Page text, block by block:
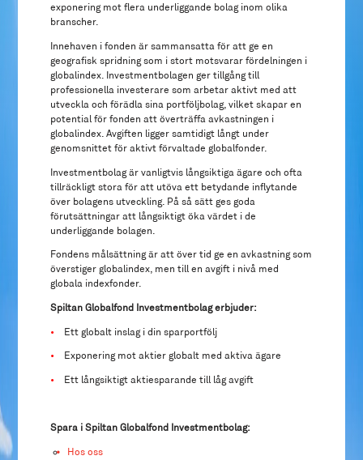
exponering mot flera underliggande bolag inom olika
branscher.
Innehaven i fonden är sammansatta för att ge en
geografisk spridning som i stort motsvarar fördelningen i
globalindex. Investmentbolagen ger tillgång till
professionella investerare som arbetar aktivt med att
utveckla och förädla sina portföljbolag, vilket skapar en
potential för fonden att överträffa avkastningen i
globalindex. Avgiften ligger samtidigt långt under
genomsnittet för aktivt förvaltade globalfonder.
Investmentbolag är vanligtvis långsiktiga ägare och ofta
tillräckligt stora för att utöva ett betydande inflytande
över bolagens utveckling. På så sätt ges goda
förutsättningar att långsiktigt öka värdet i de
underliggande bolagen.
Fondens målsättning är att över tid ge en avkastning som
överstiger globalindex, men till en avgift i nivå med
globala indexfonder.
Spiltan Globalfond Investmentbolag erbjuder:
• Ett globalt inslag i din sparportfölj
• Exponering mot aktier globalt med aktiva ägare
• Ett långsiktigt aktiesparande till låg avgift
Spara i Spiltan Globalfond Investmentbolag:
Hos oss